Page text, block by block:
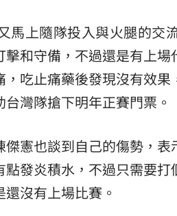
馬上隨隊投入與火腿的交
和守備，不過還是有上
吃止痛藥後發現沒有效果
灣隊搶下明年正賽門票。
憲也談到自己的傷勢，
發炎積水，不過只需要打
沒有上場比賽。